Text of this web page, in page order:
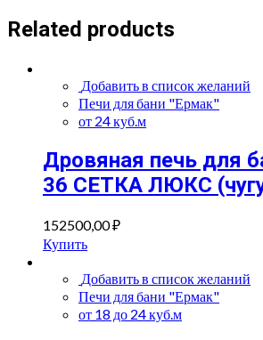
Related products
Добавить в список желаний
Печи для бани "Ермак"
от 24 куб.м
Дровяная печь для
36 СЕТКА ЛЮКС
152500,00₽
Купить
Добавить в список желаний
Печи для бани "Ермак"
от 18 до 24 куб.м